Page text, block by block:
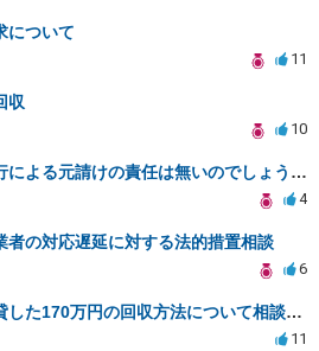
について
11
収
10
下請けの債務不履行による元請けの責任は無いのでしょうか？
4
者の対応遅延に対する法的措置相談
6
亡くなった知人に貸した170万円の回収方法について相談したい
11